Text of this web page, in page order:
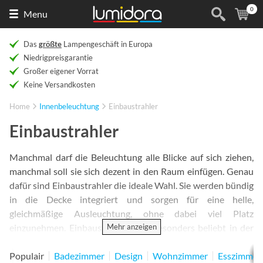
Menu (
0
Das größte Lampengeschäft in Europa
Niedrigpreisgarantie
Großer eigener Vorrat
Keine Versandkosten
Home Innenbeleuchtung Einbaustrahler
Einbaustrahler
Manchmal darf die Beleuchtung alle Blicke auf sich ziehen,
manchmal soll sie sich dezent in den Raum einfügen. Genau
dafür sind Einbaustrahler die ideale Wahl. Sie werden bündig
in die Decke integriert und sorgen für eine helle,
gleichmäßige Ausleuchtung, ohne dabei viel Platz
einzunehmen. Einbaustrahler sind besonders beliebt in der
Wohnzimmer immer häufiger Verwendung. Sie eignen sich
Mehr anzeigen
Populair Badezimmer Design Wohnzimmer Esszimmer